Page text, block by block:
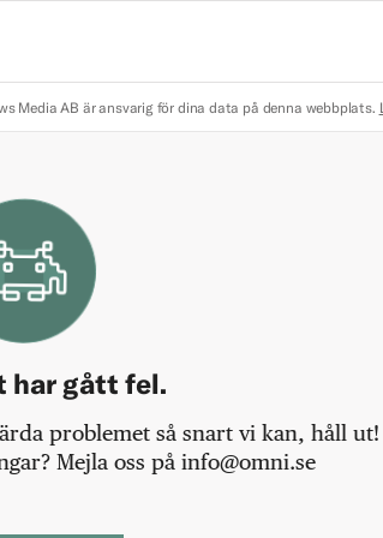
Media AB är ansvarig för dina data på denna webbplats.
har gått fel.
problemet så snart vi kan, håll ut!
Mejla oss på info@omni.se